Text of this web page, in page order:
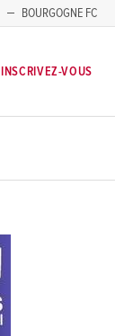
BOURGOGNE FC
INSCRIVEZ-VOUS